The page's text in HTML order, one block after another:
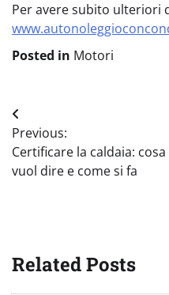
Per avere subito ulteriori
Posted in Motori
Navigazione
articoli
Previous:
Certificare la caldaia: cosa
vuol dire e come si fa
Related Posts